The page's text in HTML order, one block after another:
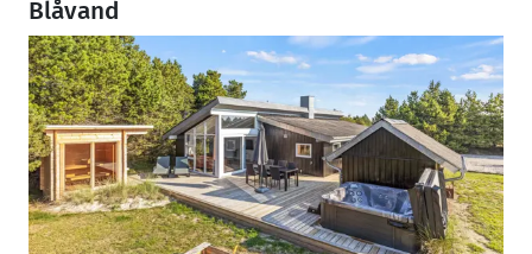
Blåvand